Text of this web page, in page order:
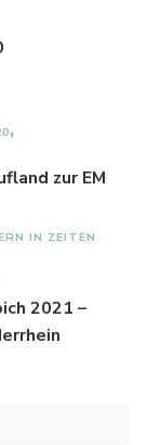
zur EM
IN ZEITEN
2021 –